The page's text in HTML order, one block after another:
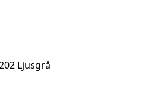
Ljusgrå